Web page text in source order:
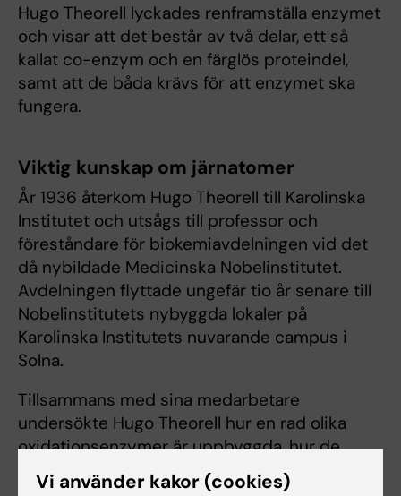
Hugo Theorell lyckades renframställa enzymet
och visar att det består av två delar, ett så
kallat co-enzym och en färglös proteindel,
samt att de båda krävs för att enzymet ska
fungera.
Viktig kunskap om järnatomer
År 1936 återkom Hugo Theorell till Karolinska
Institutet och utsågs till professor och
föreståndare för biokemiavdelningen vid det
då nybildade Medicinska Nobelinstitutet.
Avdelningen flyttade ungefär tio år senare till
Nobelinstitutets nybyggda lokaler på
Karolinska Institutets nuvarande campus i
Solna.
Tillsammans med sina medarbetare
undersökte Hugo Theorell hur en rad olika
oxidationsenzymer är uppbyggda, hur de
fungerar och reagerar på olika betingelser.
Vi använder kakor (cookies)